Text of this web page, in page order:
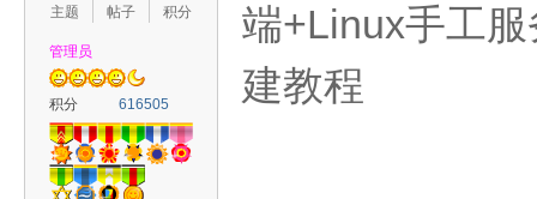
主题
帖子
积分
管理员
积分 616505
端+Linux手工
建教程